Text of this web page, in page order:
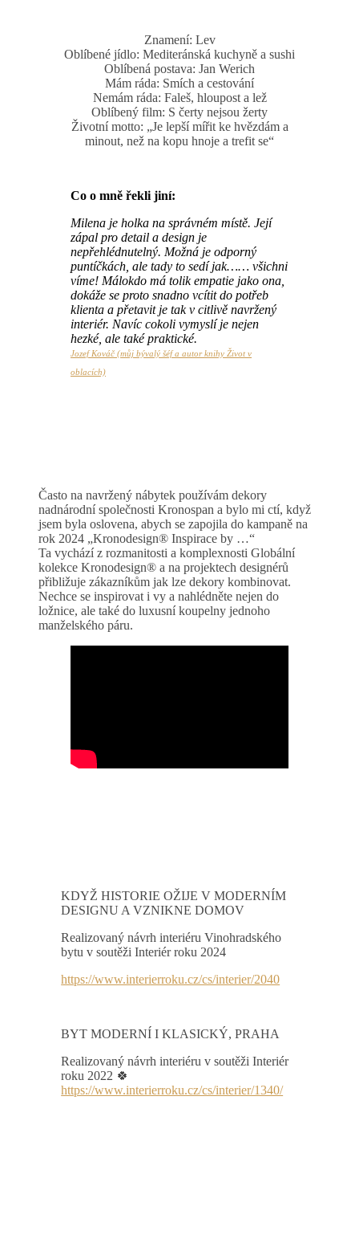
Znamení: Lev
Oblíbené jídlo: Mediteránská kuchyně a sushi
Oblíbená postava: Jan Werich
Mám ráda: Smích a cestování
Nemám ráda: Faleš, hloupost a lež
Oblíbený film: S čerty nejsou žerty
Životní motto: „Je lepší mířit ke hvězdám a
minout, než na kopu hnoje a trefit se“
Co o mně řekli jiní:
Milena je holka na správném místě. Její
zápal pro detail a design je
nepřehlédnutelný. Možná je odporný
puntíčkách, ale tady to sedí jak…… všichni
víme! Málokdo má tolik empatie jako ona,
dokáže se proto snadno vcítit do potřeb
klienta a přetavit je tak v citlivě navržený
interiér. Navíc cokoli vymyslí je nejen
hezké, ale také praktické.
Jozef Kováč (můj bývalý šéf a autor knihy Život v
oblacích)
Často na navržený nábytek používám dekory
nadnárodní společnosti Kronospan a bylo mi ctí, když
jsem byla oslovena, abych se zapojila do kampaně na
rok 2024 „Kronodesign® Inspirace by …“
Ta vychází z rozmanitosti a komplexnosti Globální
kolekce Kronodesign® a na projektech designérů
přibližuje zákazníkům jak lze dekory kombinovat.
Nechce se inspirovat i vy a nahlédněte nejen do
ložnice, ale také do luxusní koupelny jednoho
manželského páru.
KDYŽ HISTORIE OŽIJE V MODERNÍM
DESIGNU A VZNIKNE DOMOV
Realizovaný návrh interiéru Vinohradského
bytu v soutěži Interiér roku 2024
https://www.interierroku.cz/cs/interier/2040
BYT MODERNÍ I KLASICKÝ, PRAHA
Realizovaný návrh interiéru v soutěži Interiér
roku 2022 🍀
https://www.interierroku.cz/cs/interier/1340/